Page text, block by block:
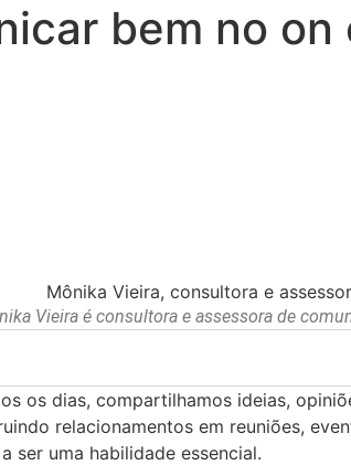
bem no
Vieira é consultora e assessora de
os dias, compartilhamos ideias,
relacionamentos em reuniões,
ser uma habilidade essencial.